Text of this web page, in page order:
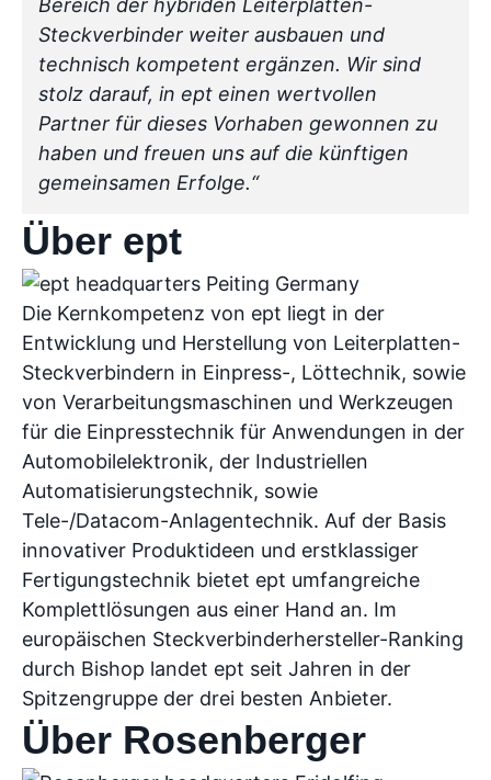
Bereich der hybriden Leiterplatten-
Steckverbinder weiter ausbauen und
technisch kompetent ergänzen. Wir sind
stolz darauf, in ept einen wertvollen
Partner für dieses Vorhaben gewonnen zu
haben und freuen uns auf die künftigen
gemeinsamen Erfolge.“
Über ept
Die Kernkompetenz von ept liegt in der
Entwicklung und Herstellung von Leiterplatten-
Steckverbindern in Einpress-, Löttechnik, sowie
von Verarbeitungsmaschinen und Werkzeugen
für die Einpresstechnik für Anwendungen in der
Automobilelektronik, der Industriellen
Automatisierungstechnik, sowie
Tele-/Datacom-Anlagentechnik. Auf der Basis
innovativer Produktideen und erstklassiger
Fertigungstechnik bietet ept umfangreiche
Komplettlösungen aus einer Hand an. Im
europäischen Steckverbinderhersteller-Ranking
durch Bishop landet ept seit Jahren in der
Spitzengruppe der drei besten Anbieter.
Über Rosenberger